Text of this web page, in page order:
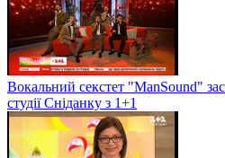
Вокальний секстет "ManSound"
студії Сніданку з 1+1